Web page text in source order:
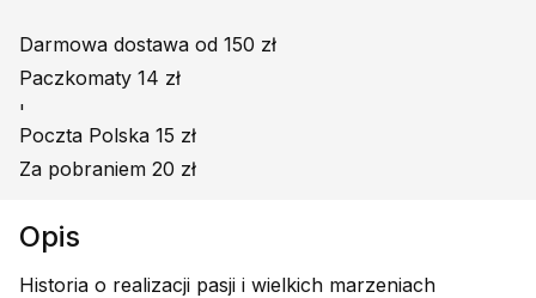
Darmowa dostawa od 150 zł
Paczkomaty 14 zł
'
Poczta Polska 15 zł
Za pobraniem 20 zł
Opis
Historia o realizacji pasji i wielkich marzeniach